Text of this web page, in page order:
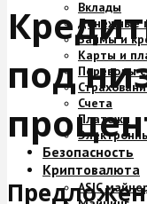
Вклады
Денежные
Займы и
Карты и
Переводы
Счета
Платежи
Безопасность
Криптовалюта
ASIC
под